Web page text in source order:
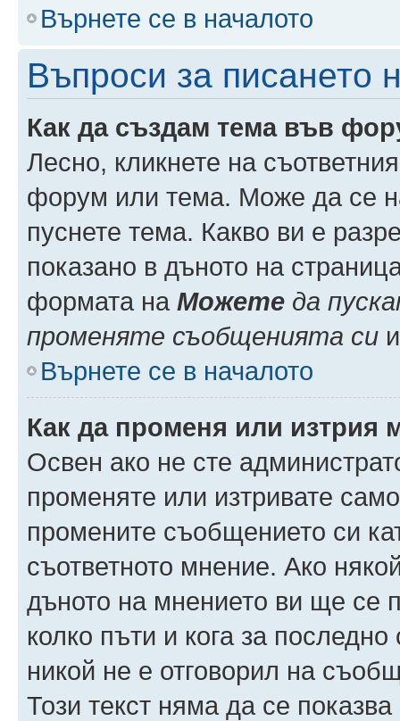
Върнете се в началото
Въпроси за писането
Как да създам тема във
Лесно, кликнете на
форум или тема. Може да се
пуснете тема. Какво ви е
показано в дъното на
формата на Можете да
променяте съобщенията си
Върнете се в началото
Как да променя или изтрия
Освен ако не сте
променяте или изтривате
промените съобщението си
съответното мнение. Ако
дъното на мнението ви ще се
колко пъти и кога за
никой не е отговорил на
Този текст няма да се